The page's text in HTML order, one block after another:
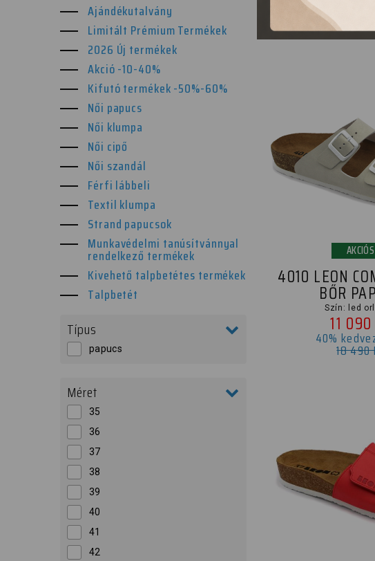
Ajándékutalvány
Limitált Prémium Termékek
2026 Új termékek
Akció -10-40%
Kifutó termékek -50%-60%
Női papucs
Női klumpa
Női cipő
Női szandál
Férfi lábbeli
Textil klumpa
Strand papucsok
Munkavédelmi tanúsítvánnyal
rendelkező termékek
Kivehető talpbetétes termékek
Talpbetét
Típus
papucs
Méret
35
36
37
38
39
40
41
42
AKCIÓS
4010 LEON
BŐR
Szín: led
11
40%
18 490